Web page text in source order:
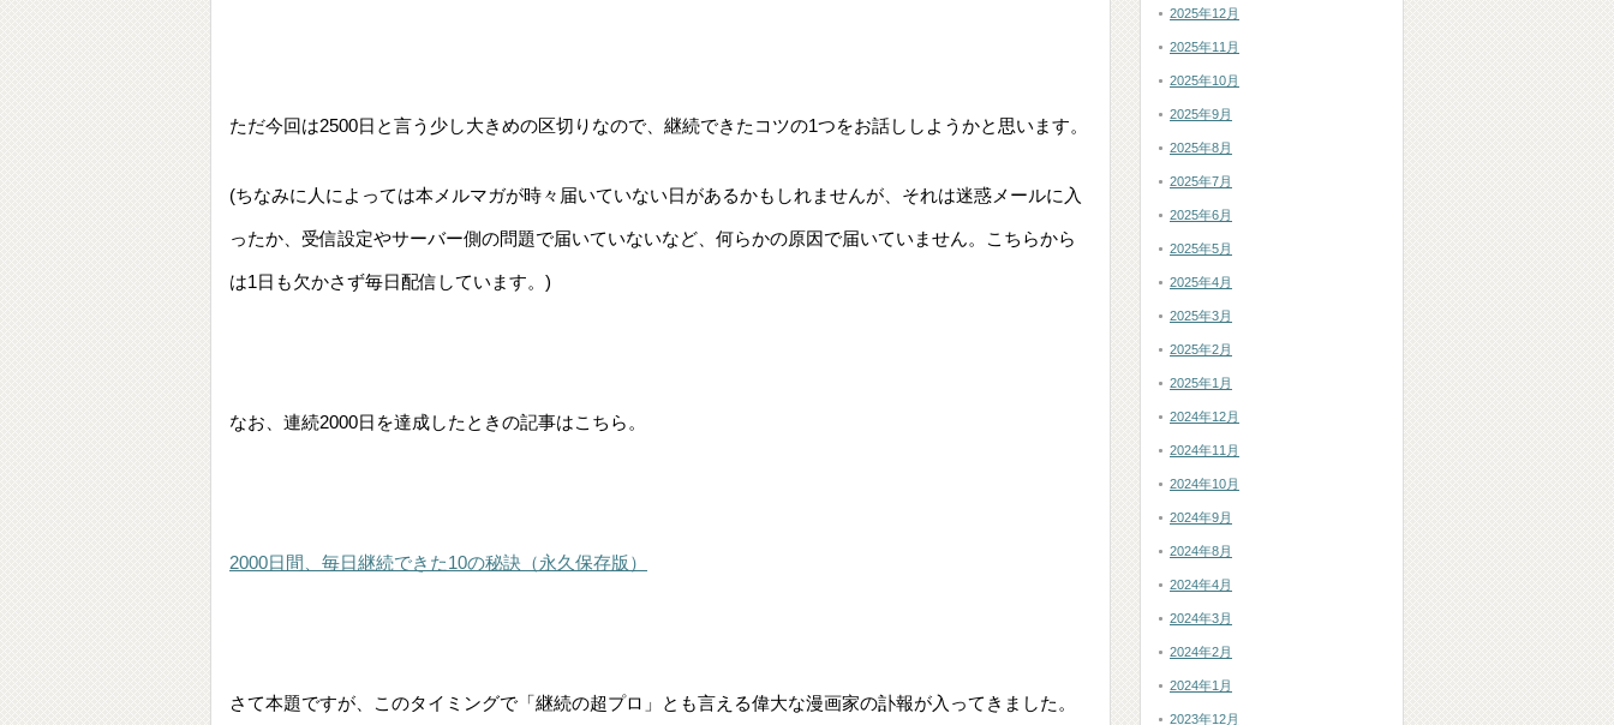
ただ今回は2500日と言う少し大きめの区切りなので、継続できたコツの1つをお話ししようかと思います。
(ちなみに人によっては本メルマガが時々届いていない日があるかもしれませんが、それは迷惑メールに入
ったか、受信設定やサーバー側の問題で届いていないなど、何らかの原因で届いていません。こちらから
は1日も欠かさず毎日配信しています。)
なお、連続2000日を達成したときの記事はこちら。
2000日間、毎日継続できた10の秘訣（永久保存版）
さて本題ですが、このタイミングで「継続の超プロ」とも言える偉大な漫画家の訃報が入ってきました。
2025年12月
2025年11月
2025年10月
2025年9月
2025年8月
2025年7月
2025年6月
2025年5月
2025年4月
2025年3月
2025年2月
2025年1月
2024年12月
2024年11月
2024年10月
2024年9月
2024年8月
2024年4月
2024年3月
2024年2月
2024年1月
2023年12月